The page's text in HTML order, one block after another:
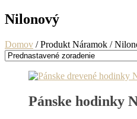
Nilonový
Domov / Produkt Náramok /
Pánske hodinky